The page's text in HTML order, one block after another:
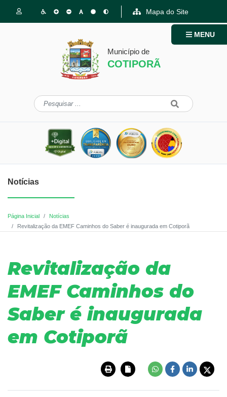
Mapa do Site
Município de
COTIPORÃ
MENU
Notícias
Página Inicial
Notícias
Revitalização da EMEF Caminhos do Saber é inaugurada em Cotiporã
Revitalização da
EMEF Caminhos do
Saber é inaugurada
em Cotiporã